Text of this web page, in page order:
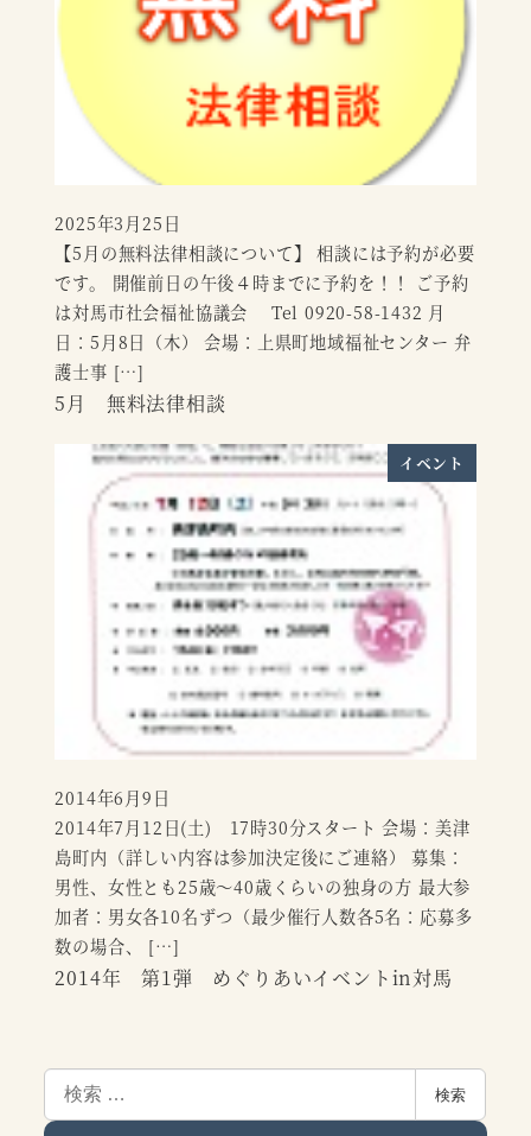
5月 無料法律相談
【5月の無料法律相談について】 相談には予約が必要
です。 開催前日の午後４時までに予約を！！ ご予約
は対馬市社会福祉協議会 Tel 0920-58-1432 月
日：5月8日（木） 会場：上県町地域福祉センター 弁
護士事 […]
投稿日
2025年3月25日
イベント
2014年 第1弾 めぐりあいイベントin対馬
2014年7月12日(土) 17時30分スタート 会場：美津
島町内（詳しい内容は参加決定後にご連絡） 募集：
男性、女性とも25歳～40歳くらいの独身の方 最大参
加者：男女各10名ずつ（最少催行人数各5名：応募多
数の場合、 […]
投稿日
2014年6月9日
索
検索